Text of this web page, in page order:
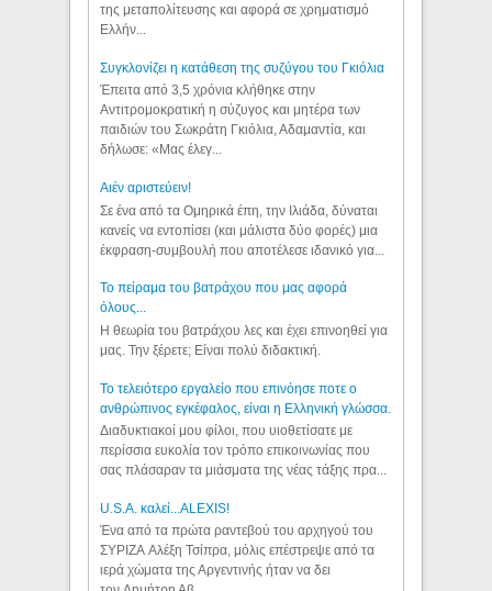
της μεταπολίτευσης και αφορά σε χρηματισμό
Ελλήν...
Συγκλονίζει η κατάθεση της συζύγου του Γκιόλια
Έπειτα από 3,5 χρόνια κλήθηκε στην
Αντιτρομοκρατική η σύζυγος και μητέρα των
παιδιών του Σωκράτη Γκιόλια, Αδαμαντία, και
δήλωσε: «Μας έλεγ...
Aιέν αριστεύειν!
Σε ένα από τα Ομηρικά έπη, την Ιλιάδα, δύναται
κανείς να εντοπίσει (και μάλιστα δύο φορές) μια
έκφραση-συμβουλή που αποτέλεσε ιδανικό για...
Το πείραμα του βατράχου που μας αφορά
όλους...
Η θεωρία του βατράχου λες και έχει επινοηθεί για
μας. Την ξέρετε; Είναι πολύ διδακτική.
Το τελειότερο εργαλείο που επινόησε ποτε ο
ανθρώπινος εγκέφαλος, είναι η Ελληνική γλώσσα.
Διαδυκτιακοί μου φίλοι, που υιοθετίσατε με
περίσσια ευκολία τον τρόπο επικοινωνίας που
σας πλάσαραν τα μιάσματα της νέας τάξης πρα...
U.S.A. καλεί...ALEXIS!
Ένα από τα πρώτα ραντεβού του αρχηγού του
ΣΥΡΙΖΑ Αλέξη Τσίπρα, μόλις επέστρεψε από τα
ιερά χώματα της Αργεντινής ήταν να δει